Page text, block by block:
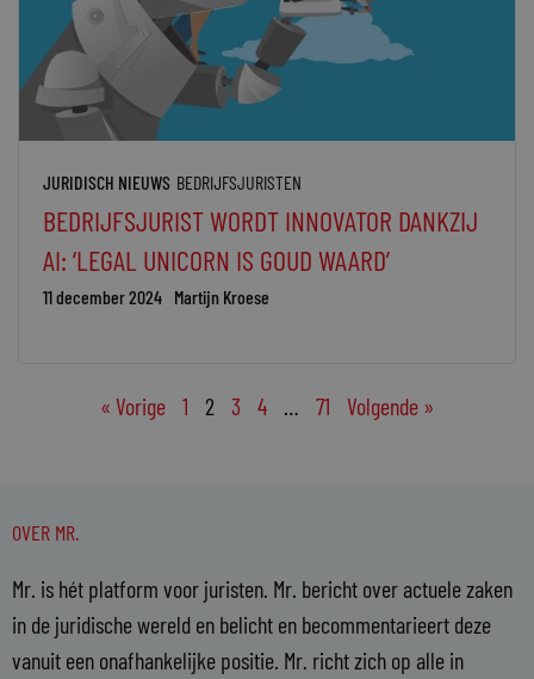
JURIDISCH NIEUWS BEDRIJFSJURISTEN
BEDRIJFSJURIST WORDT INNOVATOR DANKZIJ
AI: ‘LEGAL UNICORN IS GOUD WAARD’
11 december 2024 Martijn Kroese
« Vorige 1 2 3 4 … 71 Volgende »
OVER MR.
Mr. is hét platform voor juristen. Mr. bericht over actuele zaken
in de juridische wereld en belicht en becommentarieert deze
vanuit een onafhankelijke positie. Mr. richt zich op alle in